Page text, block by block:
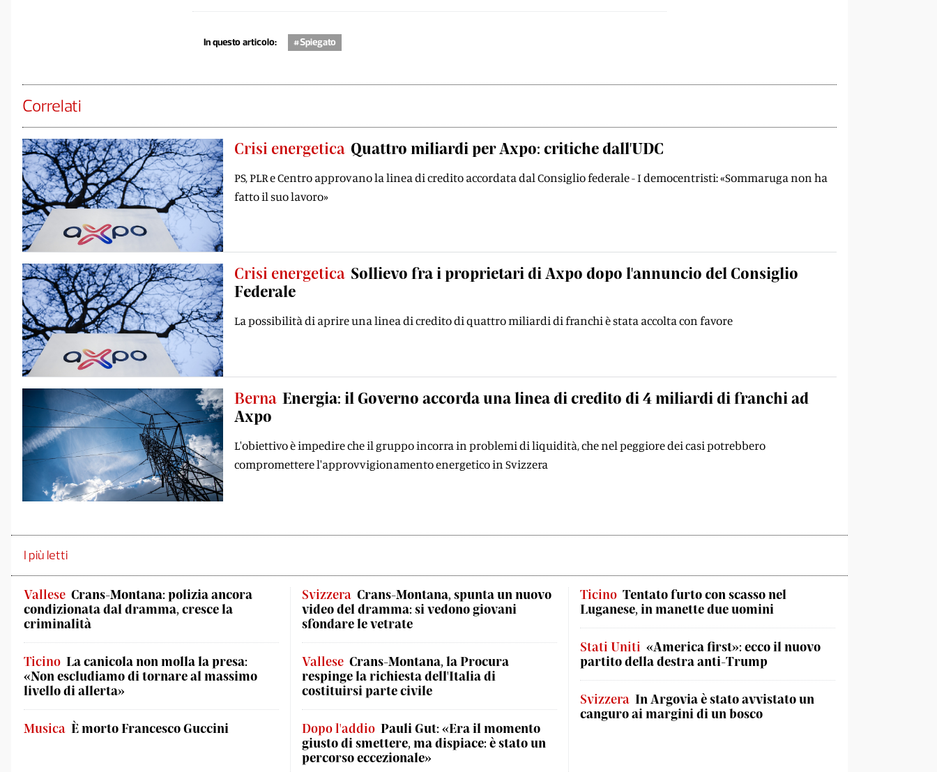
In questo articolo: #Spiegato
Correlati
Crisi energetica Quattro miliardi per Axpo: critiche dall'UDC
PS, PLR e Centro approvano la linea di credito accordata dal Consiglio federale - I democentristi: «Sommaruga non ha
fatto il suo lavoro»
Crisi energetica Sollievo fra i proprietari di Axpo dopo l'annuncio del Consiglio
Federale
La possibilità di aprire una linea di credito di quattro miliardi di franchi è stata accolta con favore
Berna Energia: il Governo accorda una linea di credito di 4 miliardi di franchi ad
Axpo
L'obiettivo è impedire che il gruppo incorra in problemi di liquidità, che nel peggiore dei casi potrebbero
compromettere l'approvvigionamento energetico in Svizzera
I più letti
Vallese Crans-Montana: polizia ancora
condizionata dal dramma, cresce la
criminalità
Ticino La canicola non molla la presa:
«Non escludiamo di tornare al massimo
livello di allerta»
Musica È morto Francesco Guccini
Svizzera Crans-Montana, spunta un nuovo
video del dramma: si vedono giovani
sfondare le vetrate
Vallese Crans-Montana, la Procura
respinge la richiesta dell'Italia di
costituirsi parte civile
Dopo l'addio Pauli Gut: «Era il momento
giusto di smettere, ma dispiace: è stato un
percorso eccezionale»
Ticino Tentato furto con scasso nel
Luganese, in manette due uomini
Stati Uniti «America first»: ecco il nuovo
partito della destra anti-Trump
Svizzera In Argovia è stato avvistato un
canguro ai margini di un bosco